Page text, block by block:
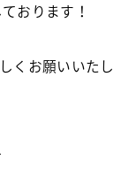
おります！
くお願いいたし